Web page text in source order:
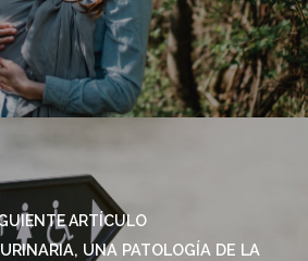
ARTÍCULO
UNA PATOLOGÍA DE LA